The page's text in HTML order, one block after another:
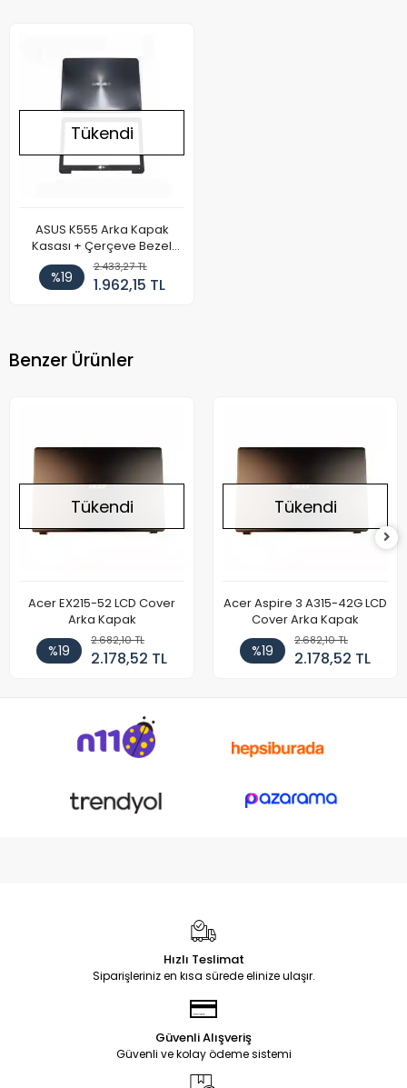
Tükendi
ASUS K555 Arka Kapak
Kasası + Çerçeve Bezel
Dahil
%19
2.433,27 TL
1.962,15 TL
Benzer Ürünler
Tükendi
Acer EX215-52 LCD Cover
Arka Kapak
%19
2.682,10 TL
2.178,52 TL
Tükendi
Acer Aspire 3 A315-42G LCD
Cover Arka Kapak
%19
2.682,10 TL
2.178,52 TL
Hızlı Teslimat
Siparişleriniz en kısa sürede elinize ulaşır.
Güvenli Alışveriş
Güvenli ve kolay ödeme sistemi